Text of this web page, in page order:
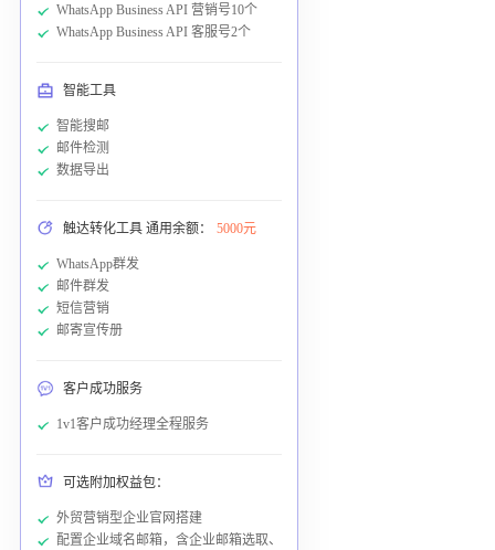
WhatsApp Business API 营销号10个
WhatsApp Business API 客服号2个
智能工具
智能搜邮
邮件检测
数据导出
触达转化工具 通用余额： 5000元
WhatsApp群发
邮件群发
短信营销
邮寄宣传册
客户成功服务
1v1客户成功经理全程服务
可选附加权益包：
外贸营销型企业官网搭建
配置企业域名邮箱，含企业邮箱选取、